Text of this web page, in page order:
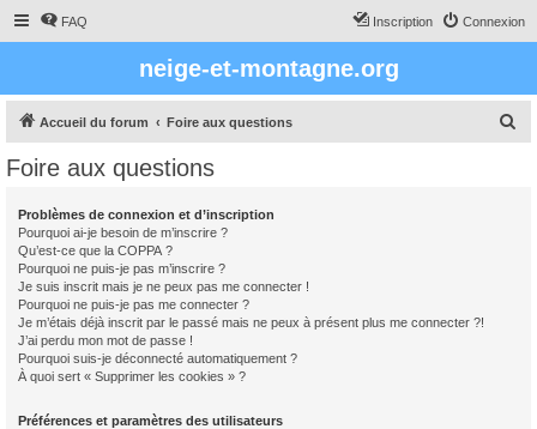
FAQ Connexion
Inscription
neige-et-montagne.org
Accueil du forum Foire aux questions
Foire aux questions
Problèmes de connexion et d’inscription
Pourquoi ai-je besoin de m’inscrire ?
Qu’est-ce que la COPPA ?
Pourquoi ne puis-je pas m’inscrire ?
Je suis inscrit mais je ne peux pas me connecter !
Pourquoi ne puis-je pas me connecter ?
Je m’étais déjà inscrit par le passé mais ne peux à présent plus me connecter ?!
J’ai perdu mon mot de passe !
Pourquoi suis-je déconnecté automatiquement ?
À quoi sert « Supprimer les cookies » ?
Préférences et paramètres des utilisateurs